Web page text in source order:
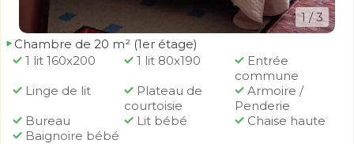
1/ 3
Chambre de 20 m² (1er étage)
1 lit 160x200
1 lit 80x190
Entrée
commune
Linge de lit
Plateau de
courtoisie
Armoire /
Penderie
Bureau
Lit bébé
Chaise haute
Baignoire bébé